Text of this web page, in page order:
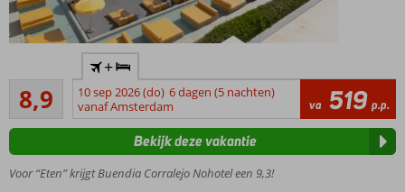
Corralejo
op
loopafstand
Geheel
gerenoveerd
8,9Aanrader
11
beoordelingen
+
10 sep 2026 (do) 6 dagen (5 nachten)
vanaf Amsterdam
va 519 p.p.
Voor “Eten” krijgt Buendia Corralejo Nohotel een 9,3!
Bekijk deze vakantie